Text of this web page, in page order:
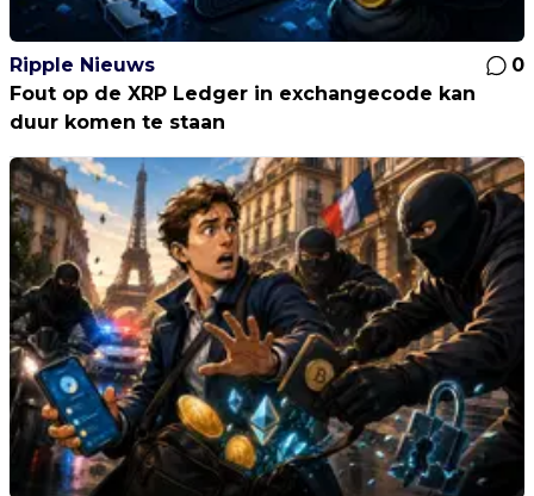
Ripple Nieuws
0
Fout op de XRP Ledger in exchangecode kan
duur komen te staan